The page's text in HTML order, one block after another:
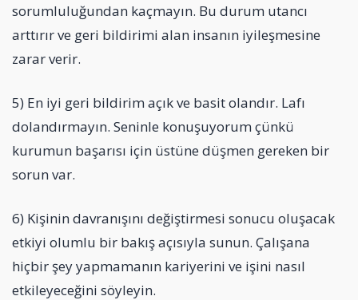
sorumluluğundan kaçmayın. Bu durum utancı
arttırır ve geri bildirimi alan insanın iyileşmesine
zarar verir.
5) En iyi geri bildirim açık ve basit olandır. Lafı
dolandırmayın. Seninle konuşuyorum çünkü
kurumun başarısı için üstüne düşmen gereken bir
sorun var.
6) Kişinin davranışını değiştirmesi sonucu oluşacak
etkiyi olumlu bir bakış açısıyla sunun. Çalışana
hiçbir şey yapmamanın kariyerini ve işini nasıl
etkileyeceğini söyleyin.